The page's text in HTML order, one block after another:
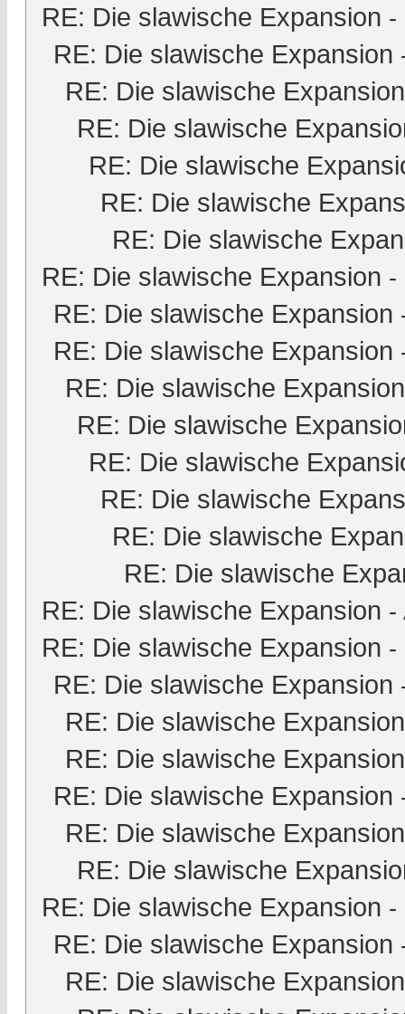
RE: Die slawische Expansion -
RE: Die slawische Expansion
RE: Die slawische Expansion
RE: Die slawische
RE: Die slawische
RE: Die slawische
RE: Die slawische
RE: Die slawische Expansion -
RE: Die slawische Expansion
RE: Die slawische Expansion
RE: Die slawische Expansion
RE: Die slawische
RE: Die slawische
RE: Die slawische
RE: Die slawische
RE: Die slawische
RE: Die slawische Expansion -
RE: Die slawische Expansion -
RE: Die slawische Expansion
RE: Die slawische Expansion
RE: Die slawische Expansion
RE: Die slawische Expansion
RE: Die slawische Expansion
RE: Die slawische
RE: Die slawische Expansion -
RE: Die slawische Expansion
RE: Die slawische Expansion